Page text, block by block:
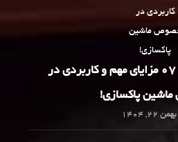
جدول شوی نیسان 07 مزایای مهم و کاربردی در
پاکسازی!
بهمن 22, 1404